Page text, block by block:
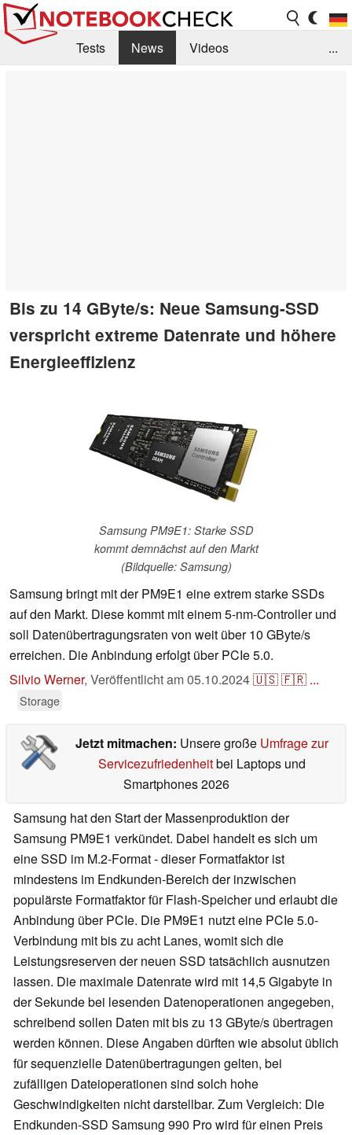
Tests News
Videos
...
Bis zu 14 GByte/s: Neue Samsung-SSD
verspricht extreme Datenrate und höhere
Energieeffizienz
Samsung PM9E1: Starke SSD
kommt demnächst auf den Markt
(Bildquelle: Samsung)
Samsung bringt mit der PM9E1 eine extrem starke SSDs
auf den Markt. Diese kommt mit einem 5-nm-Controller und
soll Datenübertragungsraten von weit über 10 GByte/s
erreichen. Die Anbindung erfolgt über PCIe 5.0.
Silvio Werner, Veröffentlicht am05.10.2024🇺🇸🇫🇷 ...
Storage
Jetzt mitmachen: Unsere große Umfrage zur
Servicezufriedenheitbei Laptops und
Smartphones 2026
Samsung hat den Start der Massenproduktion der
Samsung PM9E1 verkündet. Dabei handelt es sich um
eine SSD im M.2-Format - dieser Formatfaktor ist
mindestens im Endkunden-Bereich der inzwischen
populärste Formatfaktor für Flash-Speicher und erlaubt die
Anbindung über PCIe. Die PM9E1 nutzt eine PCIe 5.0-
Verbindung mit bis zu acht Lanes, womit sich die
Leistungsreserven der neuen SSD tatsächlich ausnutzen
lassen. Die maximale Datenrate wird mit 14,5 Gigabyte in
der Sekunde bei lesenden Datenoperationen angegeben,
schreibend sollen Daten mit bis zu 13 GByte/s übertragen
werden können. Diese Angaben dürften wie absolut üblich
für sequenzielle Datenübertragungen gelten, bei
zufälligen Dateioperationen sind solch hohe
Geschwindigkeiten nicht darstellbar. Zum Vergleich: Die
Endkunden-SSD Samsung 990 Pro wird für einen Preis